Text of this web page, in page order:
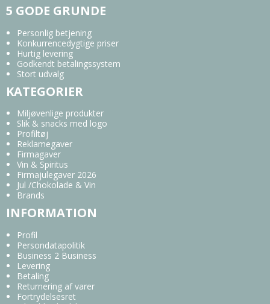
5 GODE GRUNDE
Personlig betjening
Konkurrencedygtige priser
Hurtig levering
Godkendt betalingssystem
Stort udvalg
KATEGORIER
Miljøvenlige produkter
Slik & snacks med logo
Profiltøj
Reklamegaver
Firmagaver
Vin & Spiritus
Firmajulegaver 2026
Jul /Chokolade & Vin
Brands
INFORMATION
Profil
Persondatapolitik
Business 2 Business
Levering
Betaling
Returnering af varer
Fortrydelsesret